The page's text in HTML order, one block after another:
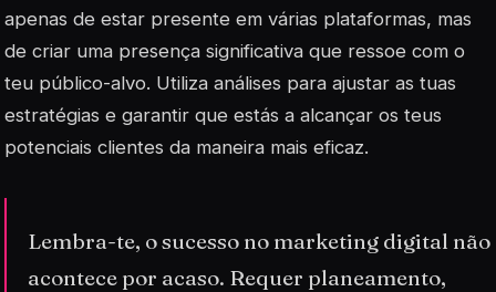
apenas de estar presente em várias plataformas, mas
de criar uma presença significativa que ressoe com o
teu público-alvo. Utiliza análises para ajustar as tuas
estratégias e garantir que estás a alcançar os teus
potenciais clientes da maneira mais eficaz.
Lembra-te, o sucesso no marketing digital não
acontece por acaso. Requer planeamento,